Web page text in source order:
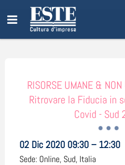
RISORSE UMANE &
Ritrovare la Fiducia in
Covid - Sud
02 Dic 2020 09:30 – 12:30
Sede: Online, Sud, Italia